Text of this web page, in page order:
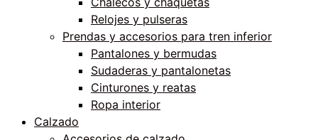
Relojes y pulseras
Prendas y accesorios para tren inferior
Pantalones y bermudas
Sudaderas y pantalonetas
Cinturones y reatas
Ropa interior
Calzado